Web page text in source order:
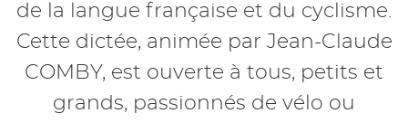
de la langue française et du cyclisme.
Cette dictée, animée par Jean-Claude
COMBY, est ouverte à tous, petits et
grands, passionnés de vélo ou